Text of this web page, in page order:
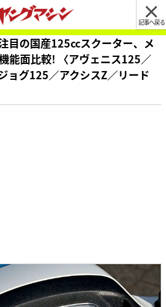
記事へ戻る
目の国産125ccスクーター、メ
能面比較! 〈アヴェニス125／
ョグ125／アクシスZ／リード